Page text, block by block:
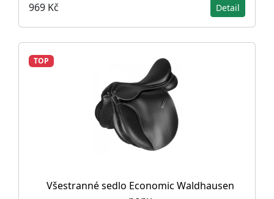
969 Kč Detail
TOP
Všestranné sedlo Economic Waldhausen